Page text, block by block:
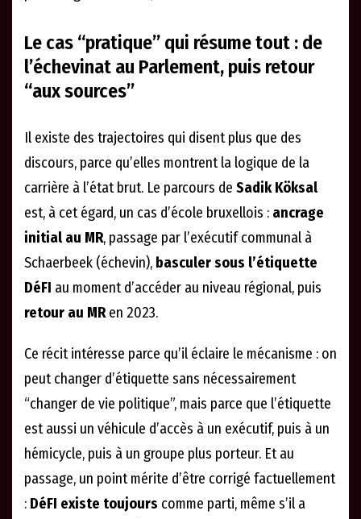
Le cas “pratique” qui résume tout : de
l’échevinat au Parlement, puis retour
“aux sources”
Il existe des trajectoires qui disent plus que des
discours, parce qu’elles montrent la logique de la
carrière à l’état brut. Le parcours de Sadik Köksal
est, à cet égard, un cas d’école bruxellois : ancrage
initial au MR, passage par l’exécutif communal à
Schaerbeek (échevin), basculer sous l’étiquette
DéFI au moment d’accéder au niveau régional, puis
retour au MRen 2023.
Ce récit intéresse parce qu’il éclaire le mécanisme : on
peut changer d’étiquette sans nécessairement
“changer de vie politique”, mais parce que l’étiquette
est aussi un véhicule d’accès à un exécutif, puis à un
hémicycle, puis à un groupe plus porteur. Et au
passage, un point mérite d’être corrigé factuellement
: DéFI existe toujours comme parti, même s’il a